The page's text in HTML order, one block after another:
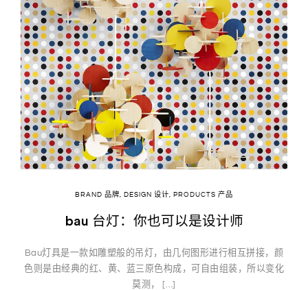
BRAND 品牌 DESIGN 设计 PRODUCTS 产品
bau 台灯：你也可以是设计师
Bau灯具是一款如雕塑般的吊灯，由几何图形进行相互拼接，颜
色则是由经典的红、黄、蓝三原色构成，可自由组装，所以变化
莫测， […]